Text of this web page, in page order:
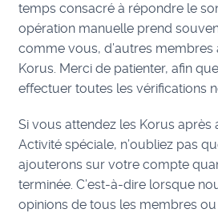
temps consacré à répondre le
opération manuelle prend
comme vous, d’autres membres
Korus. Merci de patienter, afin
effectuer toutes les vérifications
Si vous attendez les Korus après
Activité spéciale, n’oubliez pas
ajouterons sur votre compte
terminée. C’est-à-dire lorsque
opinions de tous les membres